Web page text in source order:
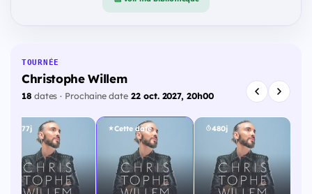
TOURNÉE
Christophe Willem
18dates · Prochaine date22 oct. 2027, 20h00
477j Cette date 480j